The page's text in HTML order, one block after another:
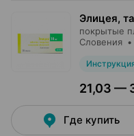
Элицея,
покрытые
Словения •
21,03 —
Где купить